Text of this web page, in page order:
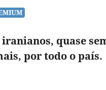
quase
por todo o país.